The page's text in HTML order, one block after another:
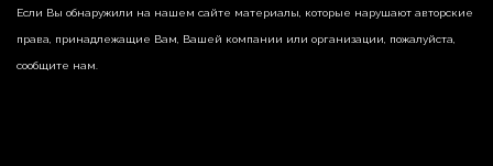
Если Вы обнаружили на нашем сайте материалы, которые нарушают авторские
права, принадлежащие Вам, Вашей компании или организации, пожалуйста,
сообщите нам.